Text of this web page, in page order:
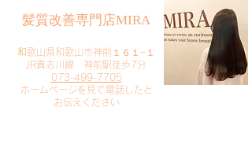
​髪質改善専門店MIRA
​和歌山県和歌山市神前１６１−１
JR貴志川線 神前駅徒歩7分
073-499-7705
​ホームページを見て電話したと
お伝えください